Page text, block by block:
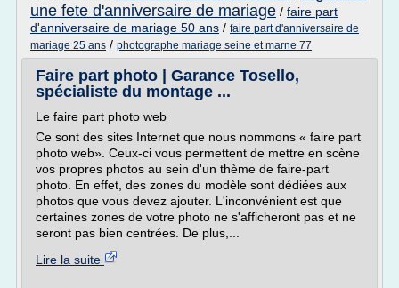
une fete d'anniversaire de mariage / faire part
d'anniversaire de mariage 50 ans / faire part d'anniversaire de
mariage 25 ans / photographe mariage seine et marne 77
Faire part photo | Garance Tosello,
spécialiste du montage ...
Le faire part photo web
Ce sont des sites Internet que nous nommons « faire part
photo web». Ceux-ci vous permettent de mettre en scène
vos propres photos au sein d'un thème de faire-part
photo. En effet, des zones du modèle sont dédiées aux
photos que vous devez ajouter. L'inconvénient est que
certaines zones de votre photo ne s'afficheront pas et ne
seront pas bien centrées. De plus,...
Lire la suite